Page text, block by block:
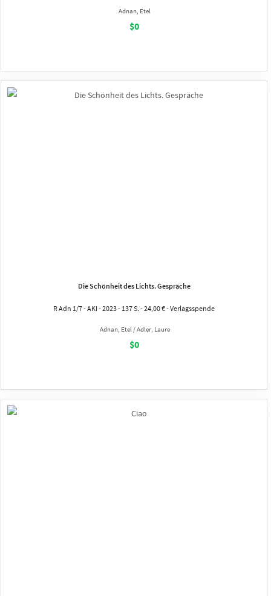
Adnan, Etel
$0
Die Schönheit des Lichts. Gespräche
R Adn 1/7 - AKI - 2023 - 137 S. - 24,00 € - Verlagsspende
Adnan, Etel / Adler, Laure
$0